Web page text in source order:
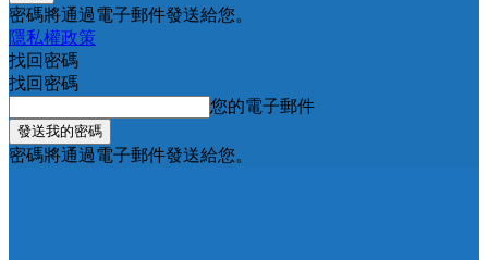
密碼將通過電子郵件發送給您。
隱私權政策
找回密碼
找回密碼
您的電子郵件
密碼將通過電子郵件發送給您。